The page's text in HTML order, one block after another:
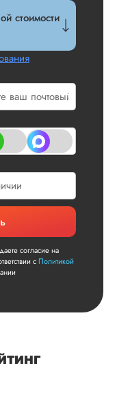
стоимости
согласие на
сПолитикой
заказ на
Нас полностью
устроила стоимость
услуги, наличие
по структуре
что не было
плане. Научруки
не задалбывали,
посмотрели, что
и сказал...
Читать полный
Читаем ваши слова
Ответ от
Диссертация